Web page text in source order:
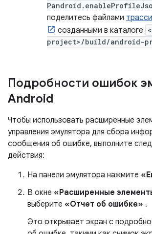
поделитесь файлами
созданными в каталоге
project>/build/android-
Подробности ошибок
Android
Чтобы использовать расширенные
управления эмулятора для сбора
сообщения об ошибке, выполните
действия:
На панели эмулятора нажмите
В окне «Расширенные
выберите «Отчет об ошибке» .
Это открывает экран с